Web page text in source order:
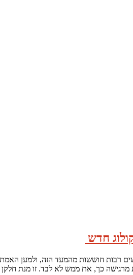
חדש
רבות חוששות מהמעד הזה, ולמען
מרגישה כך, את ממש לא לבד. זו מנת